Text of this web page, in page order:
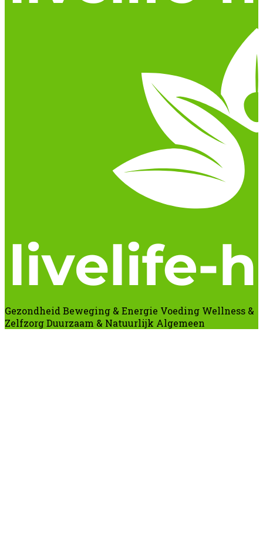
Gezondheid Beweging & Energie Voeding Wellness &
ZelfzorgDuurzaam & Natuurlijk Algemeen